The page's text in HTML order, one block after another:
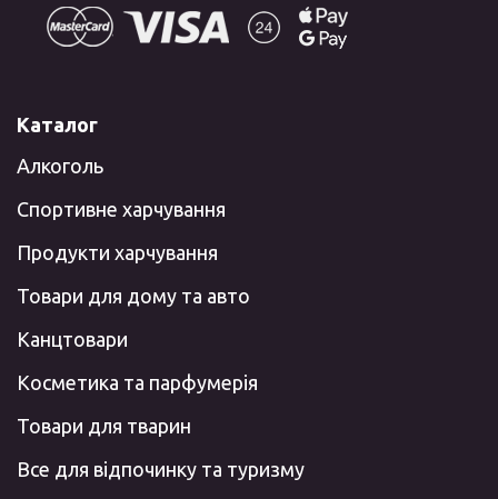
Каталог
Алкоголь
Спортивне харчування
Продукти харчування
Товари для дому та авто
Канцтовари
Косметика та парфумерія
Товари для тварин
Все для відпочинку та туризму